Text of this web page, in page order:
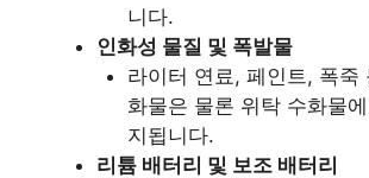
니다.
인화성 물질 및 폭발물
라이터 연료, 페인트, 폭죽
화물은 물론 위탁 수화물
지됩니다.
리튬 배터리 및 보조 배터리